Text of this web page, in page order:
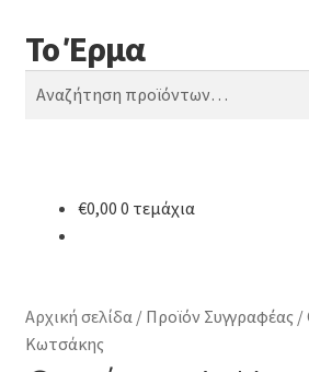
Απευθείας
μετάβαση
στην
Μετάβαση
σε
περιεχόμενο
Το Έρμα
Αναζήτηση
Αναζήτηση
Κατηγορίες Βιβλίων
€0,00 0 τεμάχια
Αρχική σελίδα/ Προϊόν Συγγραφέας /
Κωτσάκης